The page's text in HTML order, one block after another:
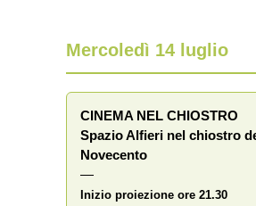
Mercoledì 14 luglio
CINEMA NEL CHIOSTRO
Spazio Alfieri nel chiostro
Novecento
—
Inizio proiezione ore 21.30